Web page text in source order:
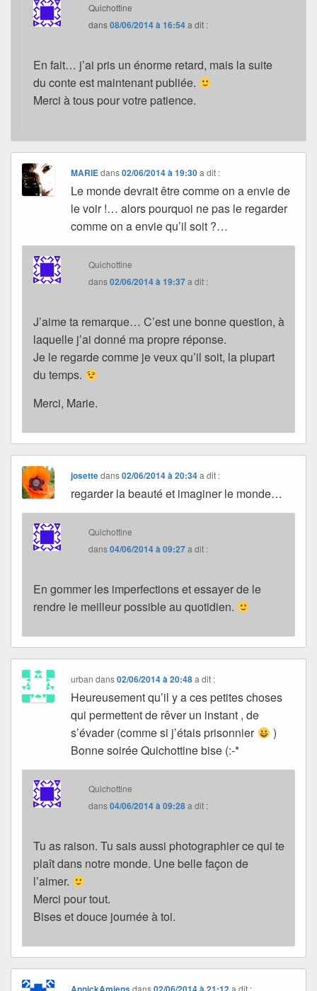
Quichottine
dans08/06/2014 à 16:54a dit :
En fait… j’ai pris un énorme retard, mais la suite
du conte est maintenant publiée.
Merci à tous pour votre patience.
MARIEdans02/06/2014 à 19:30 a dit :
Le monde devrait être comme on a envie de
le voir !… alors pourquoi ne pas le regarder
comme on a envie qu’il soit ?…
Quichottine
dans02/06/2014 à 19:37a dit :
J’aime ta remarque… C’est une bonne question, à
laquelle j’ai donné ma propre réponse.
Je le regarde comme je veux qu’il soit, la plupart
du temps.
Merci, Marie.
josettedans02/06/2014 à 20:34 a dit :
regarder la beauté et imaginer le monde…
Quichottine
dans04/06/2014 à 09:27a dit :
En gommer les imperfections et essayer de le
rendre le meilleur possible au quotidien.
urban dans02/06/2014 à 20:48 a dit :
Heureusement qu’il y a ces petites choses
qui permettent de rêver un instant , de
s’évader (comme si j’étais prisonnier
)
Bonne soirée Quichottine bise (:-*
Quichottine
dans04/06/2014 à 09:28a dit :
Tu as raison. Tu sais aussi photographier ce qui te
plaît dans notre monde. Une belle façon de
l’aimer.
Merci pour tout.
Bises et douce journée à toi.